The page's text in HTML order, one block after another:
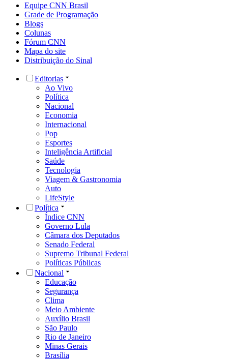
Equipe CNN Brasil
Grade de Programação
Blogs
Colunas
Fórum CNN
Mapa do site
Distribuição do Sinal
Editorias
Ao Vivo
Política
Nacional
Economia
Internacional
Pop
Esportes
Inteligência Artificial
Saúde
Tecnologia
Viagem & Gastronomia
Auto
LifeStyle
Política
Índice CNN
Governo Lula
Câmara dos Deputados
Senado Federal
Supremo Tribunal Federal
Políticas Públicas
Nacional
Educação
Segurança
Clima
Meio Ambiente
Auxílio Brasil
São Paulo
Rio de Janeiro
Minas Gerais
Brasília